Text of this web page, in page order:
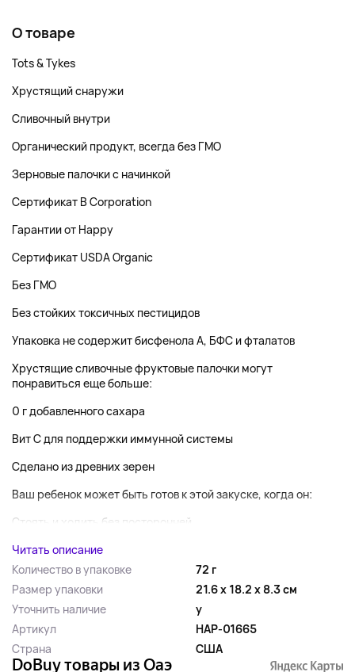
О товаре
Tots & Tykes
Хрустящий снаружи
Сливочный внутри
Органический продукт, всегда без ГМО
Зерновые палочки с начинкой
Сертификат B Corporation
Гарантии от Happy
Сертификат USDA Organic
Без ГМО
Без стойких токсичных пестицидов
Упаковка не содержит бисфенола А, БФС и фталатов
Хрустящие сливочные фруктовые палочки могут
понравиться еще больше:
0 г добавленного сахара
Вит С для поддержки иммунной системы
Сделано из древних зерен
Ваш ребенок может быть готов к этой закуске, когда он:
Стоять и ходить без посторонней...
Читать описание
Количество в упаковке
72 г
Размер упаковки
21.6 x 18.2 x 8.3 см
Уточнить наличие
y
Артикул
HAP-01665
Страна
США